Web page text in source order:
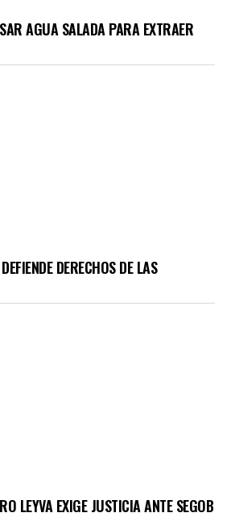
AGUA SALADA PARA EXTRAER
DERECHOS DE LAS
LEYVA EXIGE JUSTICIA ANTE SEGOB